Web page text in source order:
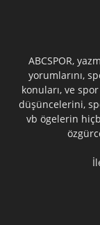
ABCSPOR,
yorumlarını,
konuları, ve
düşüncelerini,
vb ögelerin